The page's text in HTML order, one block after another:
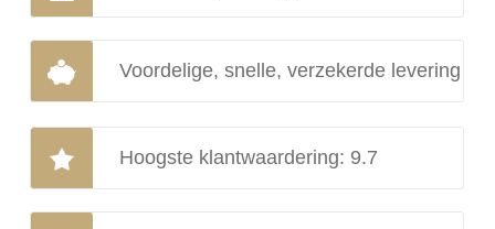
Voordelige, snelle, verzekerde levering
Hoogste klantwaardering: 9.7